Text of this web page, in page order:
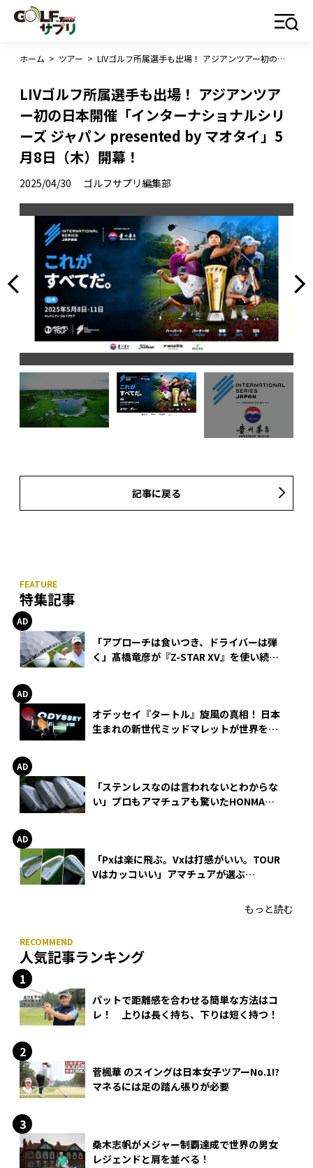
ホーム > ツアー > LIVゴルフ所属選手も出場！ アジアンツアー初の日本開催「インターナショナルシリーズ ジャパン presented by マオタイ」5月8日（木）開幕！
LIVゴルフ所属選手も出場！ アジアンツア
ー初の日本開催「インターナショナルシリ
ーズ ジャパン presented by マオタイ」5
月8日（木）開幕！
2025/04/30 ゴルフサプリ編集部
記事に戻る
特集記事
「アプローチは食いつき、ドライバーは弾
く」髙橋竜彦が『Z-STAR XV』を使い続け
オデッセイ『タートル』旋風の真相！ 日本
生まれの新世代ミッドマレットが世界を席
「ステンレスなのは言われないとわからな
い」プロもアマチュアも驚いたHONMA
「Pxは楽に飛ぶ。Vxは打感がいい。TOUR
Vはカッコいい」アマチュアが選ぶ
もっと読む
人気記事ランキング
パットで距離感を合わせる簡単な方法はコ
レ！ 上りは長く持ち、下りは短く持つ！
菅楓華 のスイングは日本女子ツアーNo.1!?
マネるには足の踏ん張りが必要
桑木志帆がメジャー制覇達成で世界の男女
レジェンドと肩を並べる！